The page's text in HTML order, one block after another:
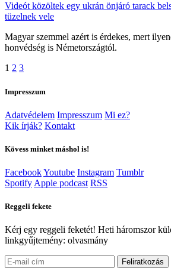
Videót közöltek egy ukrán önjáró tarack
tüzelnek vele
Magyar szemmel azért is érdekes, mert
honvédség is Németországtól.
1 2 3
Impresszum
Adatvédelem Impresszum Mi ez?
Kik írják? Kontakt
Kövess minket máshol is!
FacebookYoutube Instagram Tumblr
Spotify Apple podcast RSS
Reggeli fekete
Kérj egy reggeli feketét! Heti háromszor
linkgyűjtemény: olvasmány
Feliratkozás